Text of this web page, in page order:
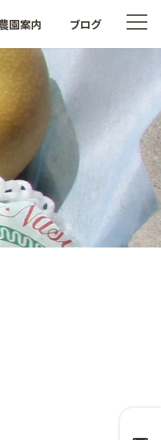
園案内 ブログ
t
o
g